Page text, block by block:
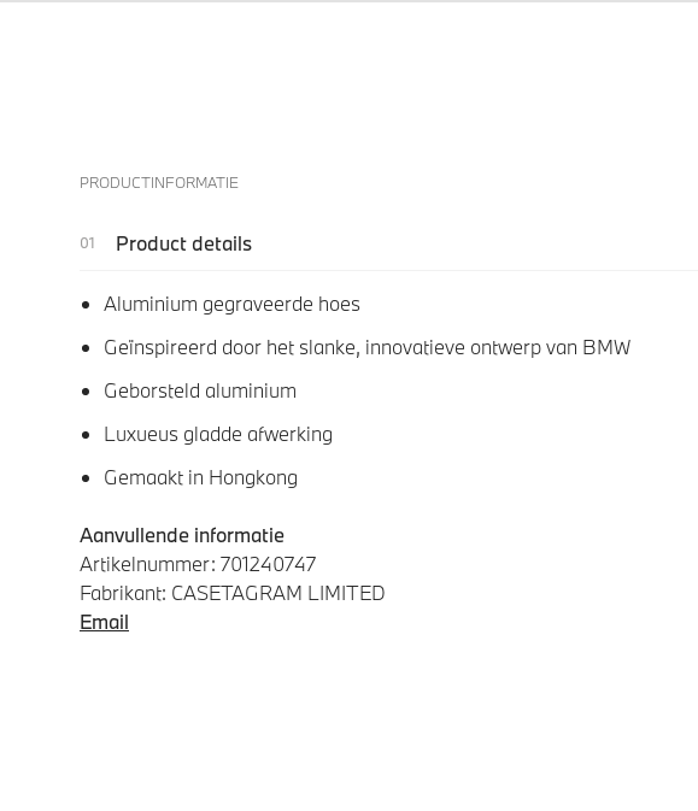
PRODUCTINFORMATIE
Product details
Aluminium gegraveerde hoes
Geïnspireerd door het slanke, innovatieve ontwerp van BMW
Geborsteld aluminium
Luxueus gladde afwerking
Gemaakt in Hongkong
Aanvullende informatie
Artikelnummer: 701240747
Fabrikant: CASETAGRAM LIMITED
Email